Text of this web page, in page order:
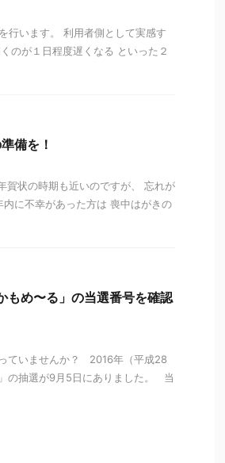
行います。 利用者側として実感す
のが１日程度遅くなる といった２
備を！
状の時期も近いのですが、 忘れが
に不幸があった方は 喪中はがきの
め〜る」の当選番号を確認
ていませんか？ 2016年（平成28
の抽選が9月5日にありました。 当